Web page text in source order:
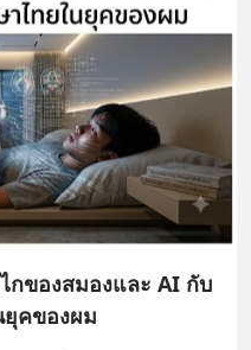
กของสมองและ AI กับ
ยุคของผม